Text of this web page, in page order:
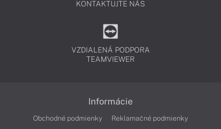
KONTAKTUJTE NÁS
VZDIALENÁ PODPORA
TEAMVIEWER
Informácie
Obchodné podmienky
Reklamačné podmienky